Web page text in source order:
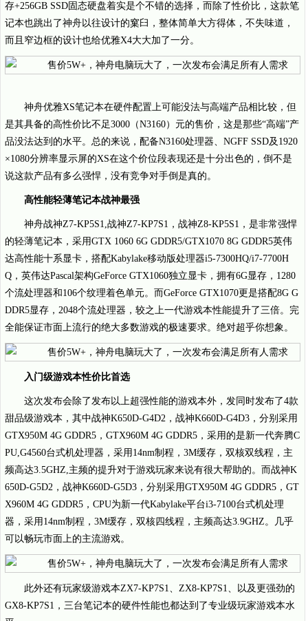
存+256GB SSD固态硬盘着实是个不错的选择，而除了性价比，这款笔
记本也跳出了神舟以往设计的窠臼，整体简单大方得体，不失味道，
而且窄边框的设计也给优雅X4大大加了一分。
神舟优雅XS笔记本在硬件配置上可能没法与高端产品相比较，但
是其具备的高性价比不足3000（N3160）元的售价，这是那些“高端”产
品没法达到的水平。总的来说，配备N3160处理器、NGFF SSD及1920
×1080分辨率显示屏的XS在这个价位段表现还是十分出色的，倒不是
说这款产品有多么强悍，没有竞争对手倒是真的。
高性能轻薄笔记本战神最强
神舟战神Z7-KP5S1,战神Z7-KP7S1，战神Z8-KP5S1，是非常强悍
的轻薄笔记本，采用GTX 1060 6G GDDR5/GTX1070 8G GDDR5英伟
达高性能十系显卡，搭配Kabylake移动版处理器i5-7300HQ/i7-7700H
Q，英伟达Pascal架构GeForce GTX1060独立显卡，拥有6G显存，1280
个流处理器和106个纹理着色单元。而GeForce GTX1070更是搭配8G G
DDR5显存，2048个流处理器，较之上一代游戏本性能提升了三倍。完
全能保证市面上流行的绝大多数游戏的极速要求。绝对超乎你想象。
入门级游戏本性价比首选
这次发布会除了发布以上超强性能的游戏本外，发同时发布了4款
甜品级游戏本，其中战神K650D-G4D2，战神K660D-G4D3，分别采用
GTX950M 4G GDDR5，GTX960M 4G GDDR5，采用的是新一代奔腾C
PU,G4560台式机处理器，采用14nm制程，3M缓存，双核双线程，主
频高达3.5GHZ,主频的提升对于游戏玩家来说有很大帮助的。而战神K
650D-G5D2，战神K660D-G5D3，分别采用GTX950M 4G GDDR5，GT
X960M 4G GDDR5，CPU为新一代Kabylake平台i3-7100台式机处理
器，采用14nm制程，3M缓存，双核四线程，主频高达3.9GHZ。几乎
可以畅玩市面上的主流游戏。
此外还有玩家级游戏本ZX7-KP7S1、ZX8-KP7S1、以及更强劲的
GX8-KP7S1，三台笔记本的硬件性能也都达到了专业级玩家游戏本水